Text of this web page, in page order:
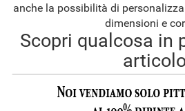
anche la possibilità di
dimensioni e
Scopri qualcosa in